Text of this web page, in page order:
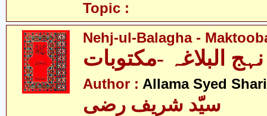
Topic :
Nehj-ul-Balagha -
نہج البلاغہ -مکتوبات
Author : Allama Syed
سیّد شریف رضی